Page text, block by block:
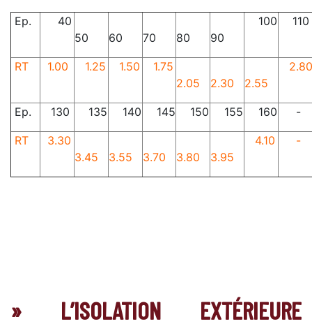
Ep.
40
50
60 70 80 90
100 110
RT 1.00 1.25 1.50
1.75
2.05
2.30 2.55
2.80
Ep. 130 135 140 145 150 155 160 -
RT
3.30
3.45
3.55 3.70 3.80 3.95
4.10 -
» L’ISOLATION EXTÉRIEURE